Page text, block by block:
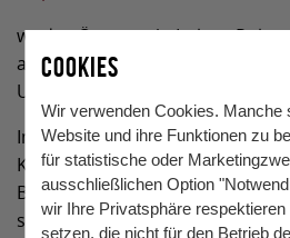
wird in Österreich, Italien,
als 5 Millionen registrierten
Unternehmen genützt.
Im Zentrum steht ein
Kandidaten und Unternehmen,
Bewerbungsprozess für beide
schnell, interaktiv und
COOKIES
Wir verwenden Cookies. Manche
Website und ihre Funktionen zu
für statistische oder
ausschließlichen Option
wir Ihre Privatsphäre
setzen, die nicht für den Betrieb